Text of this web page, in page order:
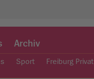
Archiv
Sport Freiburg Privat